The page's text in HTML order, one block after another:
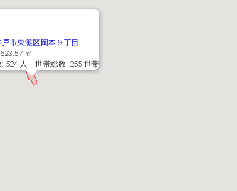
市東灘区岡本９丁目
㎡
: 524 人 世帯総数: 255 世帯